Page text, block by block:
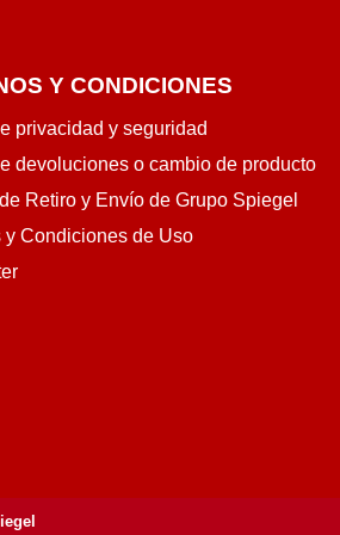
Y CONDICIONES
privacidad y seguridad
devoluciones o cambio de producto
Retiro y Envío de Grupo Spiegel
y Condiciones de Uso